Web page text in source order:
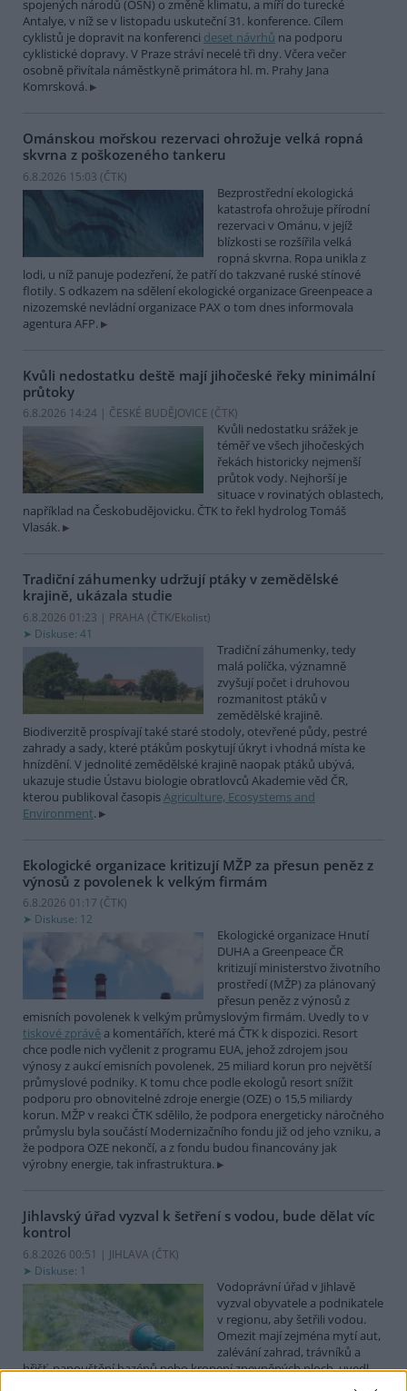
spojených národů (OSN) o změně klimatu, a míří do turecké
Antalye, v níž se v listopadu uskuteční 31. konference. Cílem
cyklistů je dopravit na konferenci deset návrhů na podporu
cyklistické dopravy. V Praze stráví necelé tři dny. Včera večer
osobně přivítala náměstkyně primátora hl. m. Prahy Jana
Komrsková.
Ománskou mořskou rezervaci ohrožuje velká ropná
skvrna z poškozeného tankeru
6.8.2026 15:03 (ČTK)
Bezprostřední ekologická
katastrofa ohrožuje přírodní
rezervaci v Ománu, v jejíž
blízkosti se rozšířila velká
ropná skvrna. Ropa unikla z
lodi, u níž panuje podezření, že patří do takzvané ruské stínové
flotily. S odkazem na sdělení ekologické organizace Greenpeace a
nizozemské nevládní organizace PAX o tom dnes informovala
agentura AFP.
Kvůli nedostatku deště mají jihočeské řeky minimální
průtoky
6.8.2026 14:24 | ČESKÉ BUDĚJOVICE (ČTK)
Kvůli nedostatku srážek je
téměř ve všech jihočeských
řekách historicky nejmenší
průtok vody. Nejhorší je
situace v rovinatých oblastech,
například na Českobudějovicku. ČTK to řekl hydrolog Tomáš
Vlasák.
Tradiční záhumenky udržují ptáky v zemědělské
krajině, ukázala studie
6.8.2026 01:23 | PRAHA (ČTK/Ekolist)
Diskuse: 41
Tradiční záhumenky, tedy
malá políčka, významně
zvyšují počet i druhovou
rozmanitost ptáků v
zemědělské krajině.
Biodiverzitě prospívají také staré stodoly, otevřené půdy, pestré
zahrady a sady, které ptákům poskytují úkryt i vhodná místa ke
hnízdění. V jednolité zemědělské krajině naopak ptáků ubývá,
ukazuje studie Ústavu biologie obratlovců Akademie věd ČR,
kterou publikoval časopisAgriculture, Ecosystems and
Environment.
Ekologické organizace kritizují MŽP za přesun peněz z
výnosů z povolenek k velkým firmám
6.8.2026 01:17 (ČTK)
Diskuse: 12
Ekologické organizace Hnutí
DUHA a Greenpeace ČR
kritizují ministerstvo životního
prostředí (MŽP) za plánovaný
přesun peněz z výnosů z
emisních povolenek k velkým průmyslovým firmám. Uvedly to v
tiskové zprávě a komentářích, které má ČTK k dispozici. Resort
chce podle nich vyčlenit z programu EUA, jehož zdrojem jsou
výnosy z aukcí emisních povolenek, 25 miliard korun pro největší
průmyslové podniky. K tomu chce podle ekologů resort snížit
podporu pro obnovitelné zdroje energie (OZE) o 15,5 miliardy
korun. MŽP v reakci ČTK sdělilo, že podpora energeticky náročného
průmyslu byla součástí Modernizačního fondu již od jeho vzniku, a
že podpora OZE nekončí, a z fondu budou financovány jak
výrobny energie, tak infrastruktura.
Jihlavský úřad vyzval k šetření s vodou, bude dělat víc
kontrol
6.8.2026 00:51 | JIHLAVA (ČTK)
Diskuse: 1
Vodoprávní úřad v Jihlavě
vyzval obyvatele a podnikatele
v regionu, aby šetřili vodou.
Omezit mají zejména mytí aut,
zalévání zahrad, trávníků a
hřišť, napouštění bazénů nebo kropení zpevněných ploch, uvedl